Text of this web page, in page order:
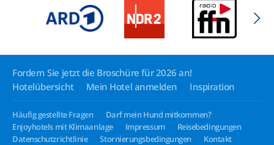
Fordern Sie jetzt die Broschüre für 2026 an!
Hotelübersicht
Mein Hotel anmelden Inspiration
Häufig gestellte Fragen
Darf mein Hund mitkommen?
Enjoyhotels mit Klimaanlage
Impressum
Reisebedingungen
Datenschutzrichtlinie
Stornierungsbedingungen Kontakt